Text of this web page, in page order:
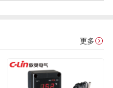
更多